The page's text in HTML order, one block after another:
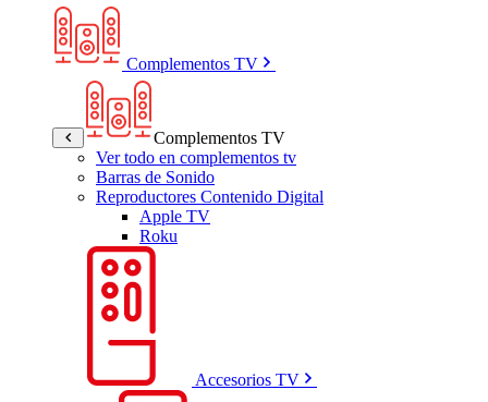
Complementos TV
Complementos TV
Ver todo en complementos tv
Barras de Sonido
Reproductores Contenido Digital
Apple TV
Roku
Accesorios TV